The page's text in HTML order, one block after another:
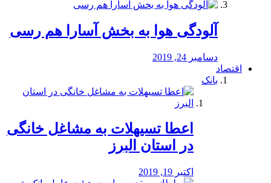
آلودگی هوا به بخش آسارا هم رسی
دسامبر 24, 2019
اقتصاد
بانک
️اعطا تسیهلات به مشاغل خانگی
در استان البرز
اکتبر 19, 2019